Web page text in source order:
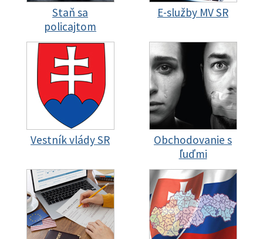
Staň sa
policajtom
E-služby MV SR
Vestník vlády SR
Obchodovanie s
ľuďmi